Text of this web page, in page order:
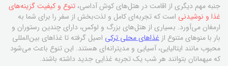
جنبه مهم دیگری از اقامت در هتل‌های کوش آداسی، تنوع و کیفیت گزینه‌های
غذا و نوشیدنی است که تجربه‌ای کامل و لذت‌بخش از سفر را برای شما به
ارمغان می‌آورد. بسیاری از هتل‌های بزرگ و لوکس، دارای چندین رستوران و
بار با منوهای متنوع از غذاهای محلی ترکی اصیل گرفته تا غذاهای بین‌المللی
محبوب مانند ایتالیایی، آسیایی و مدیترانه‌ای هستند. این تنوع باعث می‌شود
که میهمانان بتوانند هر شب یک تجربه غذایی جدید داشته باشند.